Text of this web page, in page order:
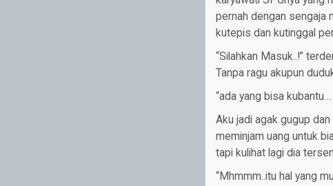
pernah dengan sengaja
kutepis dan kutinggal
“Silahkan Masuk..!”
Tanpa ragu akupun
“ada yang bisa
Aku jadi agak gugup
meminjam uang untuk
tapi kulihat lagi dia
“Mhmmm..itu hal yang